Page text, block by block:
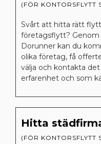
(FÖR KONTORSFLYTT
Svårt att hitta rätt
företagsflytt?
Dorunner kan du
olika företag, få
välja och kontakta
erfarenhet och som
Hitta
(FÖR KONTORSFLYTT